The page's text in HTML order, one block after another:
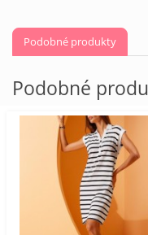
Podobné produkty
Podobné